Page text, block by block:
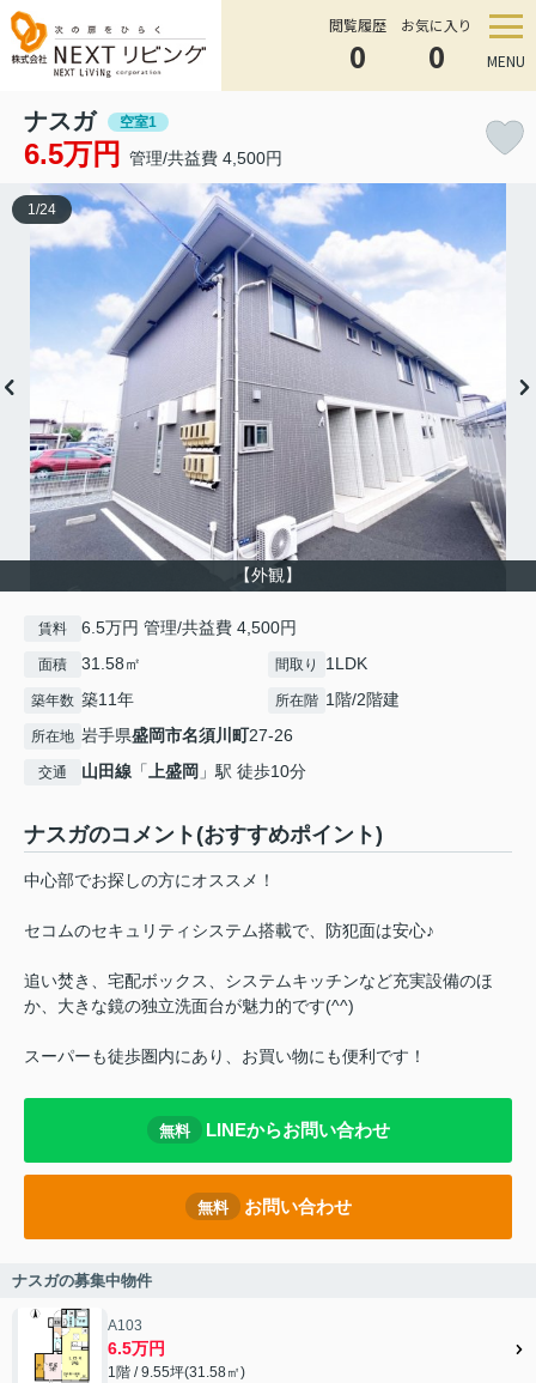
閲覧履歴
0
お気に入り
0 MENU
ナスガ 空室1
6.5万円 管理/共益費 4,500円
【外観】
1/24
賃料 6.5万円 管理/共益費 4,500円
面積 31.58㎡ 間取り 1LDK
築年数 築11年 所在階 1階/2階建
所在地 岩手県盛岡市名須川町27-26
交通 山田線 「 上盛岡 」駅 徒歩10分
ナスガのコメント(おすすめポイント)
中心部でお探しの方にオススメ！
セコムのセキュリティシステム搭載で、防犯面は安心♪
追い焚き、宅配ボックス、システムキッチンなど充実設備のほ
か、大きな鏡の独立洗面台が魅力的です(^^)
スーパーも徒歩圏内にあり、お買い物にも便利です！
無料 LINEからお問い合わせ
無料 お問い合わせ
ナスガの募集中物件
A103
6.5万円
1階 / 9.55坪(31.58㎡)